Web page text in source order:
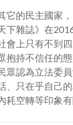
它的民主國家
下雜誌》在
會上只有不到
抱持不信任的
眾認為立法委
、只在乎自己
耗空轉等印象有